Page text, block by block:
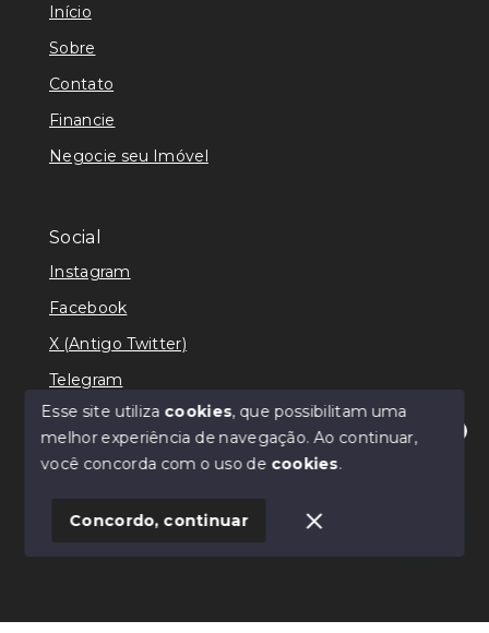
Olá! Estamos disponíveis para te ajudar.
Início
Sobre
Contato
Financie
Negocie seu Imóvel
Social
Instagram
Facebook
X (Antigo Twitter)
Telegram
© Copyright 2026 - Ricardo Lilian - Todos os direitos
SITE PARA IMOBILIARIA
Esse site utiliza cookies, que possibilitam uma
melhor experiência de navegação.Ao continuar,
você concorda com o uso de cookies.
Concordo, continuar